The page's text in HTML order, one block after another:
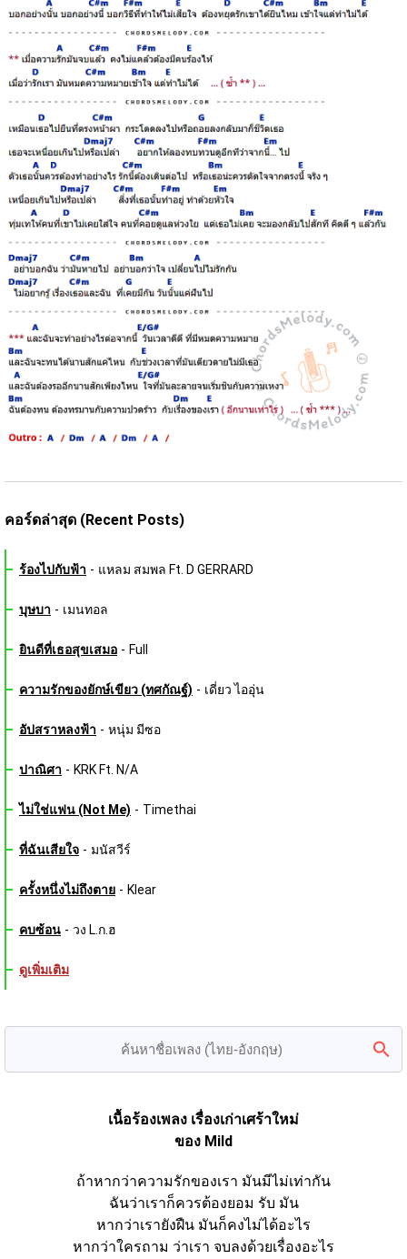
คอร์ดล่าสุด (Recent Posts)
ร้องไปกับฟ้า - แหลม สมพล Ft. D GERRARD
บุษบา - เมนทอล
ยินดีที่เธอสุขเสมอ - Full
ความรักของยักษ์เขียว (ทศกัณฐ์) - เดี่ยว ไออุ่น
อัปสราหลงฟ้า - หนุ่ม มีซอ
ปาณิศา - KRK Ft. N/A
ไม่ใช่แฟน (Not Me) - Timethai
ที่ฉันเสียใจ - มนัสวีร์
ครั้งหนึ่งไม่ถึงตาย - Klear
คบซ้อน - วง L.ก.ฮ
ดูเพิ่มเติม
เนื้อร้องเพลง เรื่องเก่าเศร้าใหม่
ของ Mild
ถ้าหากว่าความรักของเรา มันมีไม่เท่ากัน
ฉันว่าเราก็ควรต้องยอม รับ มัน
หากว่าเรายังฝืน มันก็คงไม่ได้อะไร
หากว่าใครถาม ว่าเรา จบลงด้วยเรื่องอะไร